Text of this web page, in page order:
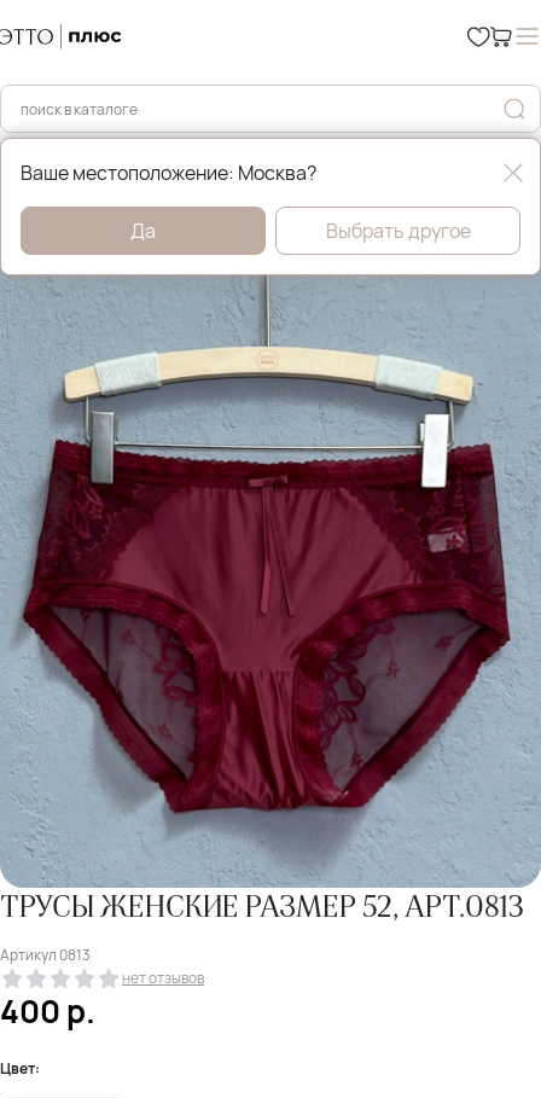
Главная Нижнее бельё
ТРУСЫ ЖЕНСКИЕ РАЗМЕР 52, АРТ.0813
Артикул 0813
нет отзывов
400р.
Цвет:
Ваше местоположение: Москва?
Да Выбрать другое